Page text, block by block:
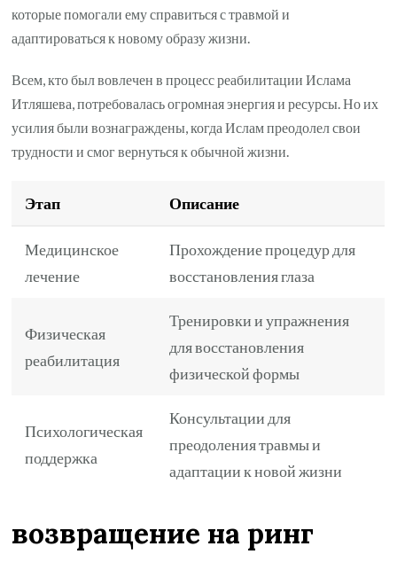
которые помогали ему справиться с травмой и
адаптироваться к новому образу жизни.
Всем, кто был вовлечен в процесс реабилитации Ислама
Итляшева, потребовалась огромная энергия и ресурсы. Но их
усилия были вознаграждены, когда Ислам преодолел свои
трудности и смог вернуться к обычной жизни.
Этап Описание
Медицинское
лечение
Прохождение процедур для
восстановления глаза
Физическая
реабилитация
Тренировки и упражнения
для восстановления
физической формы
Психологическая
поддержка
Консультации для
преодоления травмы и
адаптации к новой жизни
возвращение на ринг